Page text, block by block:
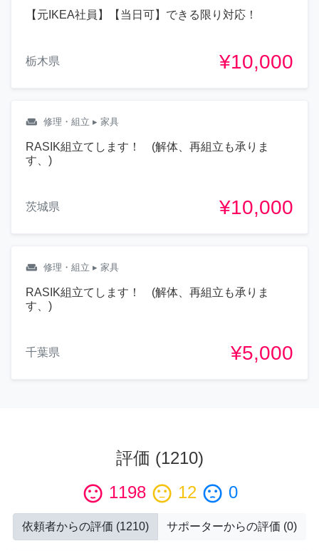
【元IKEA社員】【当日可】できる限り対応！
栃木県 ¥10,000
weekend 修理・組立 ▸ 家具
RASIK組立てします！ (解体、再組立も承りま
す、)
茨城県 ¥10,000
weekend 修理・組立 ▸ 家具
RASIK組立てします！ (解体、再組立も承りま
す、)
千葉県 ¥5,000
評価 (1210)
sentiment_satisfied 1198 sentiment_neutral 12 sentiment_dissatisfied 0
依頼者からの評価 (1210) サポーターからの評価 (0)